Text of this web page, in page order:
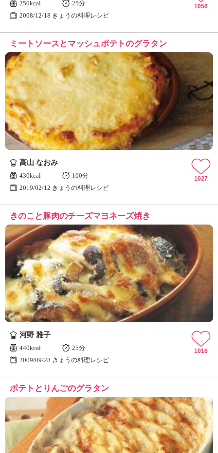
250kcal
25分
2008/12/18 きょうの料理レシピ
1056
ミートソースとマッシュポテトのグラタン
高山 なおみ
430kcal
100分
2019/02/12 きょうの料理レシピ
1027
きのこと豚肉のチーズマヨネーズ焼き
河野 雅子
440kcal
25分
2009/09/28 きょうの料理レシピ
1016
ポテトとりんごのグラタン